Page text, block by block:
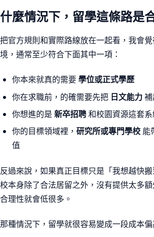
什麼情況下，留學這條路是
把官方規則和實際路線放在一起看，我會
境，通常至少符合下面其中一項：
你本來就真的需要學位或正式學歷
你在求職前，的確需要先把 日文能力
你想進的是 新卒招聘和校園資源這套
你的目標領域裡， 研究所或專門學校能
值
反過來說，如果真正目標只是「我想越快
校本身除了合法居留之外，沒有提供太多
合理性就會低很多。
那種情況下，留學就很容易變成一段成本偏